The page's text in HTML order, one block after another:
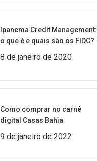
Ipanema Credit Management:
o que é e quais são os FIDC?
8 de janeiro de 2020
Como comprar no carnê
digital Casas Bahia
9 de janeiro de 2022